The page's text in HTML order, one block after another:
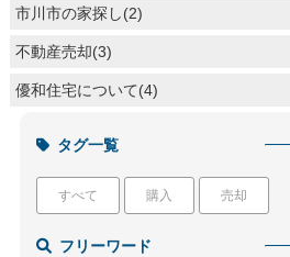
市川市の家探し(2)
不動産売却(3)
優和住宅について(4)
タグ一覧
すべて 購入 売却
フリーワード